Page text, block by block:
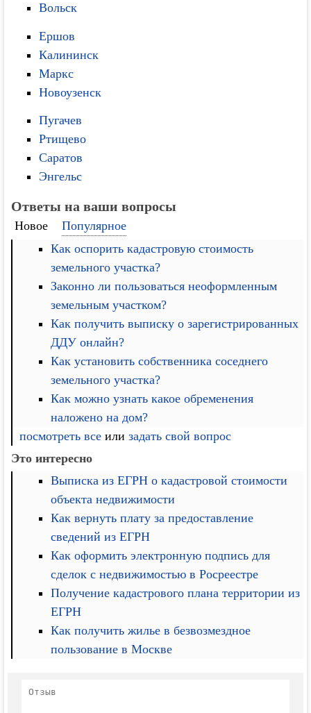
Вольск
Ершов
Калининск
Маркс
Новоузенск
Пугачев
Ртищево
Саратов
Энгельс
Ответы на ваши вопросы
Новое
Популярное
Как оспорить кадастровую стоимость
земельного участка?
Законно ли пользоваться неоформленным
земельным участком?
Как получить выписку о зарегистрированных
ДДУ онлайн?
Как установить собственника соседнего
земельного участка?
Как можно узнать какое обременения
наложено на дом?
посмотреть все илизадать свой вопрос
Это интересно
Выписка из ЕГРН о кадастровой стоимости
объекта недвижимости
Как вернуть плату за предоставление
сведений из ЕГРН
Как оформить электронную подпись для
сделок с недвижимостью в Росреестре
Получение кадастрового плана территории из
ЕГРН
Как получить жилье в безвозмездное
пользование в Москве